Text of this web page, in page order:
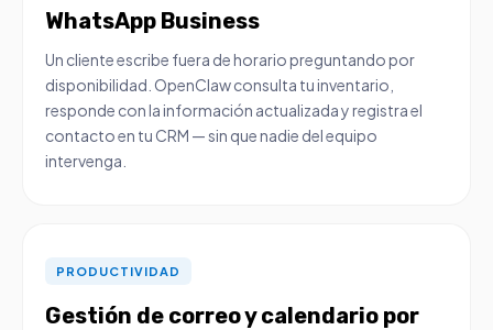
WhatsApp Business
Un cliente escribe fuera de horario preguntando por
disponibilidad. OpenClaw consulta tu inventario,
responde con la información actualizada y registra el
contacto en tu CRM — sin que nadie del equipo
intervenga.
PRODUCTIVIDAD
Gestión de correo y calendario por